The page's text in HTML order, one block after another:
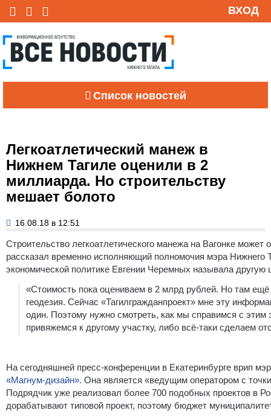
ВХОД
Список новостей
Легкоатлетический манеж в
Нижнем Тагиле оценили в 2
миллиарда. Но строительству
мешает болото
16.08.18 в 12:51
Строительство легкоатлетического манежа на Вагонке
рассказал временно исполняющий полномочия мэра Нижнего
экономической политике Евгении Черемных называла
«Стоимость пока оцениваем в 2 млрд рублей. Но там ещё
геодезия. Сейчас «Тагилгражданпроект» мне эту
один. Поэтому нужно смотреть, как мы справимся с
привяжемся к другому участку, либо всё-таки сделаем
На сегодняшней пресс-конференции в Екатеринбурге врип
«Магнум-дизайн». Она является «ведущим оператором с
Подрядчик уже реализовал более 700 подобных проектов в
дорабатывают типовой проект, поэтому бюджет